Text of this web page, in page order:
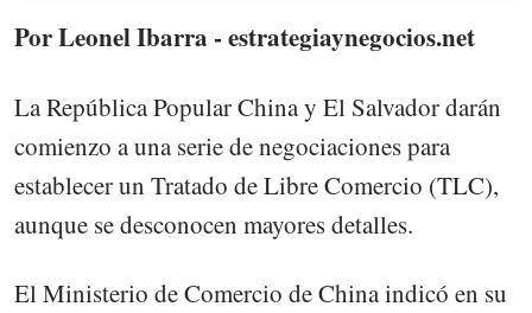
Por Leonel Ibarra - estrategiaynegocios.net
La República Popular China y El Salvador darán
comienzo a una serie de negociaciones para
establecer un Tratado de Libre Comercio (TLC),
aunque se desconocen mayores detalles.
El Ministerio de Comercio de China indicó en su